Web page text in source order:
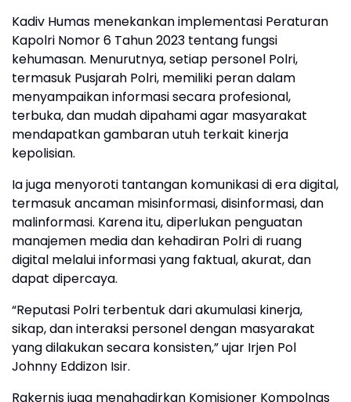
Kadiv Humas menekankan implementasi Peraturan
Kapolri Nomor 6 Tahun 2023 tentang fungsi
kehumasan. Menurutnya, setiap personel Polri,
termasuk Pusjarah Polri, memiliki peran dalam
menyampaikan informasi secara profesional,
terbuka, dan mudah dipahami agar masyarakat
mendapatkan gambaran utuh terkait kinerja
kepolisian.
Ia juga menyoroti tantangan komunikasi di era digital,
termasuk ancaman misinformasi, disinformasi, dan
malinformasi. Karena itu, diperlukan penguatan
manajemen media dan kehadiran Polri di ruang
digital melalui informasi yang faktual, akurat, dan
dapat dipercaya.
“Reputasi Polri terbentuk dari akumulasi kinerja,
sikap, dan interaksi personel dengan masyarakat
yang dilakukan secara konsisten,” ujar Irjen Pol
Johnny Eddizon Isir.
Rakernis juga menghadirkan Komisioner Kompolnas